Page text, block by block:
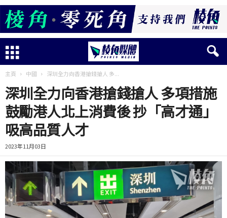
主頁 中國 深圳全力向香港搶錢搶人 多...
深圳全力向香港搶錢搶人 多項措施
鼓勵港人北上消費後 抄「高才通」
吸高品質人才
2023年11月03日